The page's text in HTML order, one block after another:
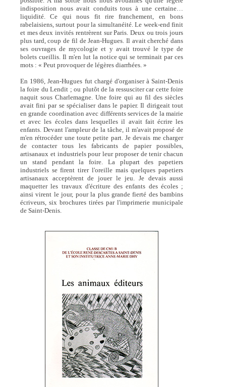
indisposition nous avait conduits tous à une certaine…
liquidité. Ce qui nous fit rire franchement, en bons
rabelaisiens, surtout pour la simultanéité. Le week-end finit
et mes deux invités rentrèrent sur Paris. Deux ou trois jours
plus tard, coup de fil de Jean-Hugues. Il avait cherché dans
ses ouvrages de mycologie et y avait trouvé le type de
bolets cueillis. Il m'en lut la notice qui se terminait par ces
mots : « Peut provoquer de légères diarrhées. »
En 1986, Jean-Hugues fut chargé d'organiser à Saint-Denis
la foire du Lendit ; ou plutôt de la ressusciter car cette foire
naquit sous Charlemagne. Une foire qui au fil des siècles
avait fini par se spécialiser dans le papier. Il dirigeait tout
en grande coordination avec différents services de la mairie
et avec les écoles dans lesquelles il avait fait écrire les
enfants. Devant l'ampleur de la tâche, il m'avait proposé de
m'en rétrocéder une toute petite part. Je devais me charger
de contacter tous les fabricants de papier possibles,
artisanaux et industriels pour leur proposer de tenir chacun
un stand pendant la foire. La plupart des papetiers
industriels se firent tirer l'oreille mais quelques papetiers
artisanaux acceptèrent de jouer le jeu. Je devais aussi
maquetter les travaux d'écriture des enfants des écoles ;
ainsi virent le jour, pour la plus grande fierté des bambins
écriveurs, six brochures tirées par l'imprimerie municipale
de Saint-Denis.